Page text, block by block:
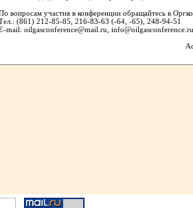
вопросам участия в конференции обращайтесь в
(861) 212-85-85, 216-83-63 (-64, -65), 248-94-51
mail: oilgasconference@mail.ru, info@oilgasconference.ru